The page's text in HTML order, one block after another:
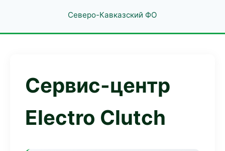
Северо-Кавказский ФО
Сервис-центр
Electro Clutch